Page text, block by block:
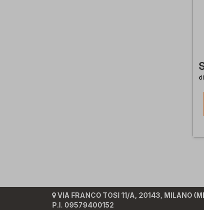
di
VIA FRANCO TOSI 11/A, 20143, MILANO
P.I. 09579400152